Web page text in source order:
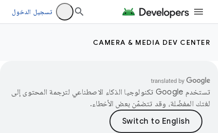
تسجيل الدخول
CAMERA & MEDIA DEV CENTER
تستخدم Google تكنولوجيا الذكاء الاصطناعي لترجمة المحتوى إلى
لغتك المفضّلة، وقد تتضمّن بعض الأخطاء.